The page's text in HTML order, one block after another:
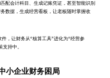
配会计科目、生成记账凭证，甚至智能识别
数据，生成经营看板，让老板随时掌握收
，让财务从“核算工具”进化为“经营参
持中。
小企业财务困局